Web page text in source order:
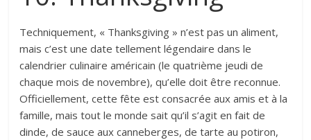
Techniquement, « Thanksgiving » n’est pas un aliment,
mais c’est une date tellement légendaire dans le
calendrier culinaire américain (le quatrième jeudi de
chaque mois de novembre), qu’elle doit être reconnue.
Officiellement, cette fête est consacrée aux amis et à la
famille, mais tout le monde sait qu’il s’agit en fait de
dinde, de sauce aux canneberges, de tarte au potiron,